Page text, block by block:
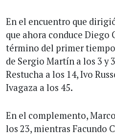
En el encuentro que
que ahora conduce Diego
término del primer
de Sergio Martín a los 3 y
Restucha a los 14, Ivo
Ivagaza a los 45.
En el complemento,
los 23, mientras Facundo